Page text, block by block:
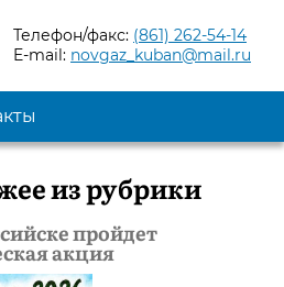
Телефон/факс: (861) 262-54-14
E-mail: novgaz_kuban@mail.ru
из рубрики
пройдет
акция